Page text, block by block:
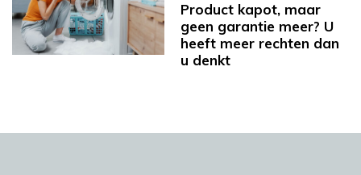
Product kapot, maar
geen garantie meer? U
heeft meer rechten dan
u denkt